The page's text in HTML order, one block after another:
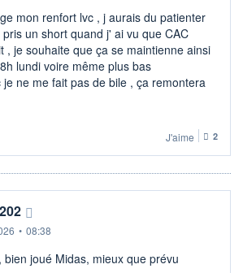
mon renfort lvc , j aurais du patienter
pris un short quand j' ai vu que CAC
, je souhaite que ça se maintienne ainsi
lundi voire même plus bas
je ne me fait pas de bile , ça remontera
J'aime 2
• 08:38
bien joué Midas, mieux que prévu